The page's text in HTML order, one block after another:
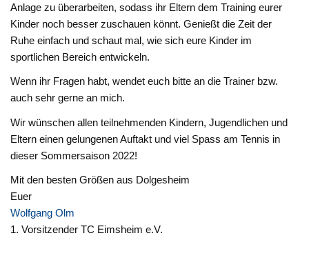
Anlage zu überarbeiten, sodass ihr Eltern dem Training eurer
Kinder noch besser zuschauen könnt. Genießt die Zeit der
Ruhe einfach und schaut mal, wie sich eure Kinder im
sportlichen Bereich entwickeln.
Wenn ihr Fragen habt, wendet euch bitte an die Trainer bzw.
auch sehr gerne an mich.
Wir wünschen allen teilnehmenden Kindern, Jugendlichen und
Eltern einen gelungenen Auftakt und viel Spass am Tennis in
dieser Sommersaison 2022!
Mit den besten Größen aus Dolgesheim
Euer
Wolfgang Olm
1. Vorsitzender TC Eimsheim e.V.